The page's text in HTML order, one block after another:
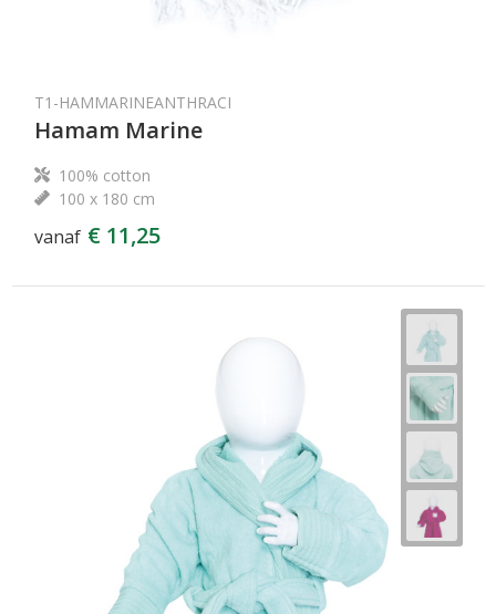
T1-HAMMARINEANTHRACI
Hamam Marine
100% cotton
100 x 180 cm
vanaf € 11,25